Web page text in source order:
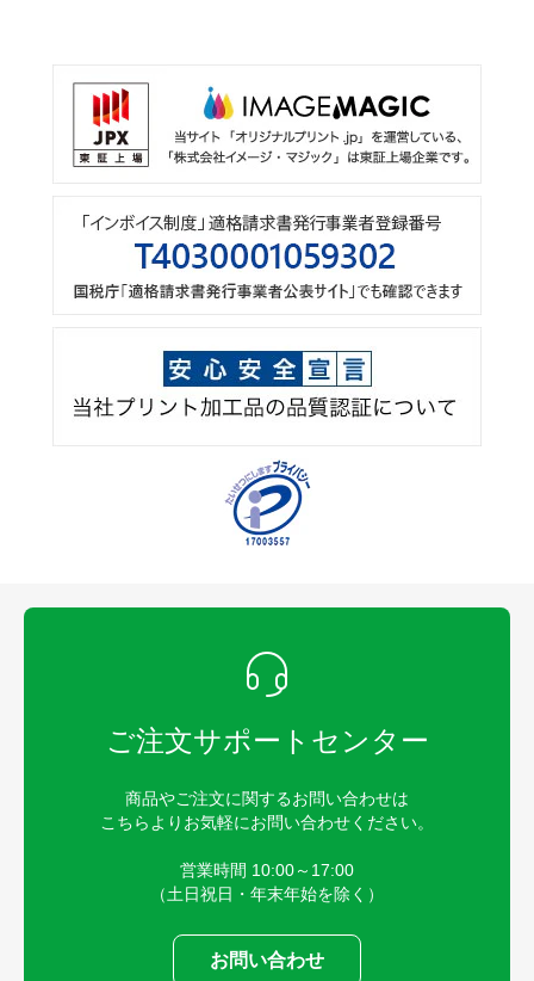
ご注文サポートセンター
商品やご注文に関するお問い合わせは
こちらよりお気軽にお問い合わせください。
営業時間 10:00～17:00
（土日祝日・年末年始を除く）
お問い合わせ